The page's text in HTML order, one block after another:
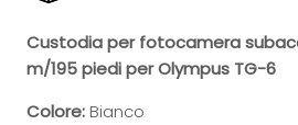
Custodia per fotocamera
m/195 piedi per Olympus TG-6
Colore: Bianco